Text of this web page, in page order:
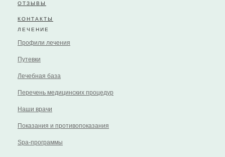
ОТЗЫВЫ
КОНТАКТЫ
ЛЕЧЕНИЕ
Профили лечения
Путевки
Лечебная база
Перечень медицинских процедур
Наши врачи
Показания и противопоказания
Spa-программы